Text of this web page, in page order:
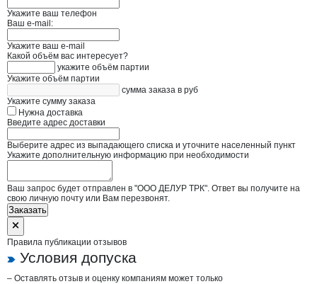
Укажите ваш телефон
Ваш e-mail:
Укажите ваш e-mail
Какой объём вас интересует?
укажите объём партии
Укажите объём партии
сумма заказа в руб
Укажите сумму заказа
Нужна доставка
Введите адрес доставки
Выберите адрес из выпадающего списка и уточните населенный пункт
Укажите дополнительную информацию при необходимости
Ваш запрос будет отправлен в "ООО ДЕЛУР ТРК". Ответ вы получите на
свою личную почту или Вам перезвонят.
Заказать
Правила публикации отзывов
Условия допуска
– Оставлять отзыв и оценку компаниям может только